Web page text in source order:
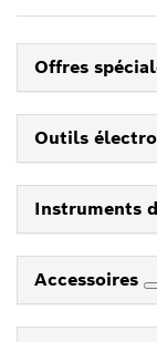
Offres
Outils
Instruments
Accessoires